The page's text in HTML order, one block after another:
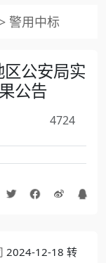
> 警用中标
公安局实
公告
4724
2024-12-18 转